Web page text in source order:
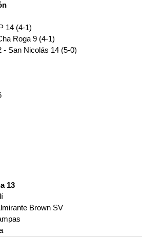
14 (4-1)
Roga 9 (4-1)
- San Nicolás 14 (5-0)
13
Brown SV